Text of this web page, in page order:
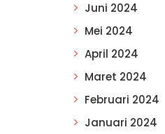
Juni 2024
Mei 2024
April 2024
Maret 2024
Februari 2024
Januari 2024